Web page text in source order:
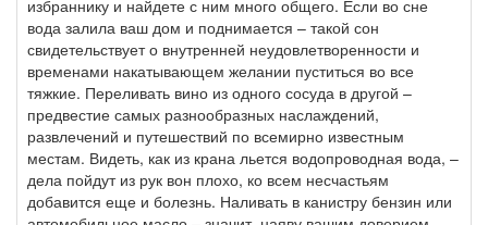
избраннику и найдете с ним много общего. Если во сне
вода залила ваш дом и поднимается – такой сон
свидетельствует о внутренней неудовлетворенности и
временами накатывающем желании пуститься во все
тяжкие. Переливать вино из одного сосуда в другой –
предвестие самых разнообразных наслаждений,
развлечений и путешествий по всемирно известным
местам. Видеть, как из крана льется водопроводная вода, –
дела пойдут из рук вон плохо, ко всем несчастьям
добавится еще и болезнь. Наливать в канистру бензин или